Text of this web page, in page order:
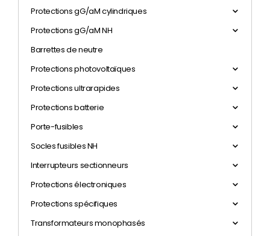
Protections gG/aM cylindriques
Protections gG/aM NH
Barrettes de neutre
Protections photovoltaïques
Protections ultrarapides
Protections batterie
Porte-fusibles
Socles fusibles NH
Interrupteurs sectionneurs
Protections électroniques
Protections spécifiques
Transformateurs monophasés